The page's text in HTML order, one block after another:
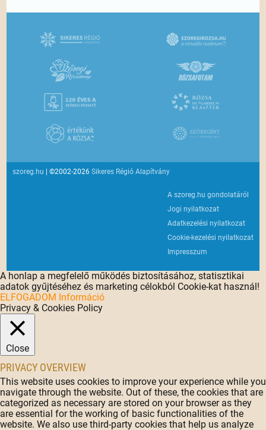
szoreg.hu | ©2002-2026Sikeres Régió Alapítvány
A szoreg.hu gondolatáról
Jogi nyilatkozat
Adatkezelési nyilatkozat
Cookie-kezelési nyilatkozat
Impresszum
A honlap a megfelelő működés biztosításához, statisztikai
adatok gyűjtéséhez és marketing célokból Cookie-kat használ!
ELFOGADOM Információ
Privacy & Cookies Policy
Close
PRIVACY OVERVIEW
This website uses cookies to improve your experience while you
navigate through the website. Out of these, the cookies that are
categorized as necessary are stored on your browser as they
are essential for the working of basic functionalities of the
website. We also use third-party cookies that help us analyze